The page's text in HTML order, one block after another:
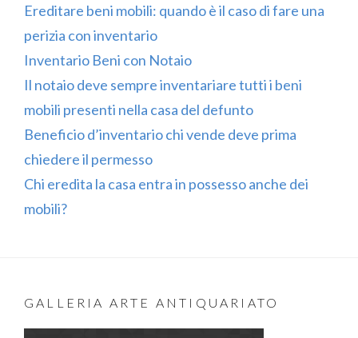
Ereditare beni mobili: quando è il caso di fare una
perizia con inventario
Inventario Beni con Notaio
Il notaio deve sempre inventariare tutti i beni
mobili presenti nella casa del defunto
Beneficio d’inventario chi vende deve prima
chiedere il permesso
Chi eredita la casa entra in possesso anche dei
mobili?
GALLERIA ARTE ANTIQUARIATO